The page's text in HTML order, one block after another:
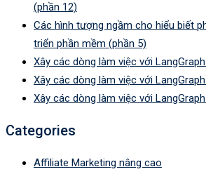
(phần 12)
Các hình tượng ngầm cho hiểu biết
triển phần mềm (phần 5)
Xây các dòng làm việc với
Xây các dòng làm việc với
Xây các dòng làm việc với
Categories
Affiliate Marketing nâng cao